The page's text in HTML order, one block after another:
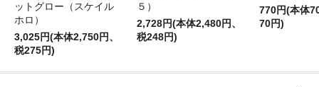
ットグロー（スケイル
ホロ）
3,025円(本体2,750円、
税275円)
５）
2,728円(本体2,480円、
税248円)
770円(本体
70円)